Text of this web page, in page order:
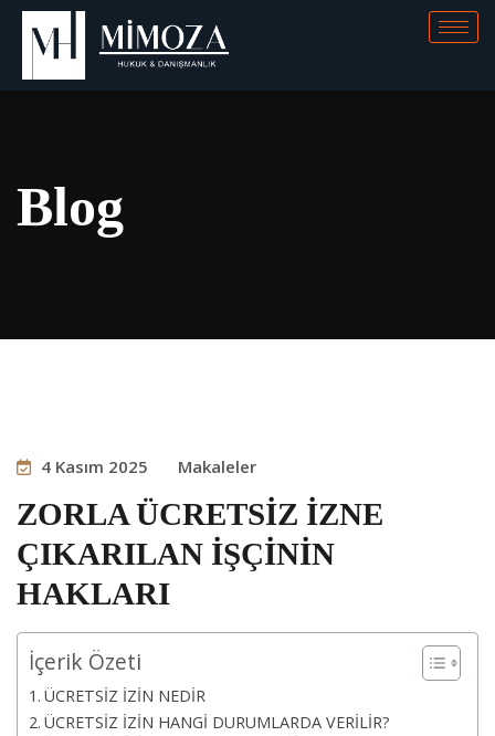
Blog
4 Kasım 2025 Makaleler
ZORLA ÜCRETSİZ İZNE
ÇIKARILAN İŞÇİNİN
HAKLARI
İçerik Özeti
ÜCRETSİZ İZİN NEDİR
ÜCRETSİZ İZİN HANGİ DURUMLARDA VERİLİR?